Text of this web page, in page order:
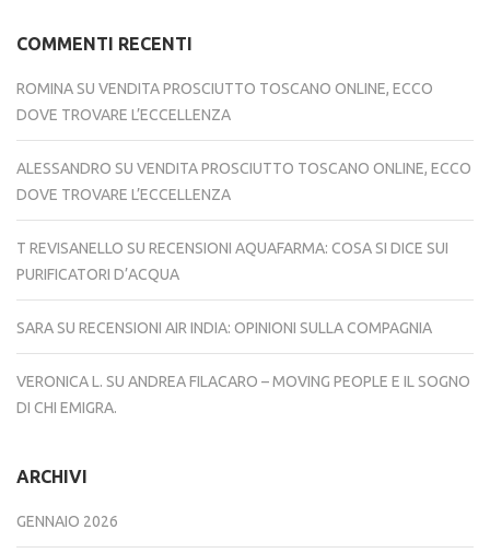
COMMENTI RECENTI
ROMINA SU VENDITA PROSCIUTTO TOSCANO ONLINE, ECCO
DOVE TROVARE L’ECCELLENZA
ALESSANDRO SU VENDITA PROSCIUTTO TOSCANO ONLINE, ECCO
DOVE TROVARE L’ECCELLENZA
T REVISANELLO SU RECENSIONI AQUAFARMA: COSA SI DICE SUI
PURIFICATORI D’ACQUA
SARA SU RECENSIONI AIR INDIA: OPINIONI SULLA COMPAGNIA
VERONICA L. SU ANDREA FILACARO – MOVING PEOPLE E IL SOGNO
DI CHI EMIGRA.
ARCHIVI
GENNAIO 2026